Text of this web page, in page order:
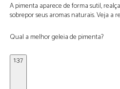
A pimenta aparece de forma sutil,
sobrepor seus aromas naturais. Veja a
Qual a melhor geleia de pimenta?
1:37